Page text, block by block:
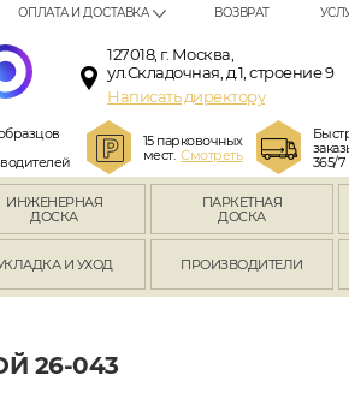
ОПЛАТА И ДОСТАВКА ВОЗВРАТ
127018, г. Москва,
ул.Складочная, д.1, строение 9
Написать директору
15 парковочных
мест.Смотреть
365/7
ИНЖЕНЕРНАЯ
ДОСКА
ПАРКЕТНАЯ
ДОСКА
И УХОД ПРОИЗВОДИТЕЛИ
26-043